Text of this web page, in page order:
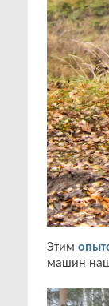
Этим
машин